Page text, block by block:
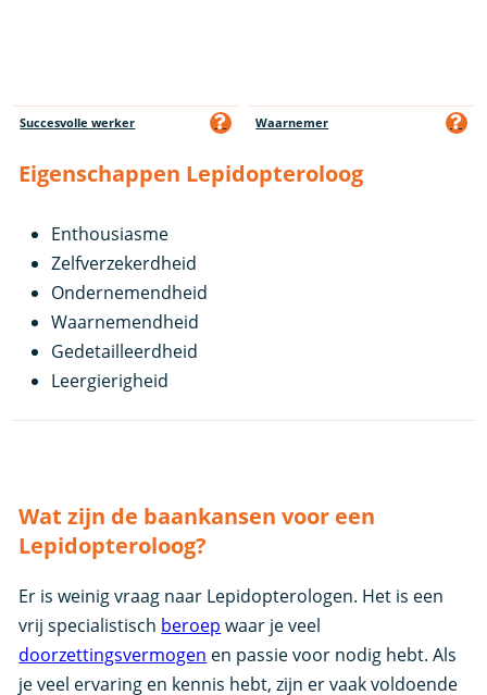
Succesvolle werker Waarnemer
Eigenschappen Lepidopteroloog
Enthousiasme
Zelfverzekerdheid
Ondernemendheid
Waarnemendheid
Gedetailleerdheid
Leergierigheid
Wat zijn de baankansen voor een
Lepidopteroloog?
Er is weinig vraag naar Lepidopterologen. Het is een
vrij specialistisch beroep waar je veel
doorzettingsvermogen en passie voor nodig hebt. Als
je veel ervaring en kennis hebt, zijn er vaak voldoende